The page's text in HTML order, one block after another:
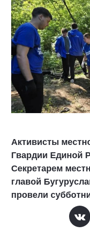
Активисты
Гвардии Единой
Секретарем
главой
провели